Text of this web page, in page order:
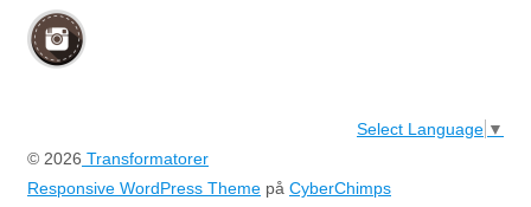
Select Language ▼
© 2026 Transformatorer
Responsive WordPress Theme på CyberChimps